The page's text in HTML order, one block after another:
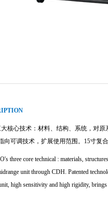
核心技术：材料、结构、系统，对
向可调技术，扩展使用范围。15寸
three core technical : materials,
unit through CDH. Patented
high sensitivity and high rigidity,